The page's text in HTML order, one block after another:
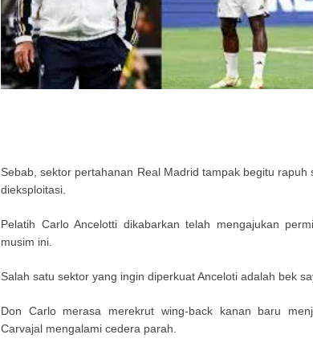
Sebab, sektor pertahanan Real Madrid tampak begitu
dieksploitasi.
Pelatih Carlo Ancelotti dikabarkan telah mengajukan
musim ini.
Salah satu sektor yang ingin diperkuat Anceloti adalah bek
Don Carlo merasa merekrut wing-back kanan baru
Carvajal mengalami cedera parah.